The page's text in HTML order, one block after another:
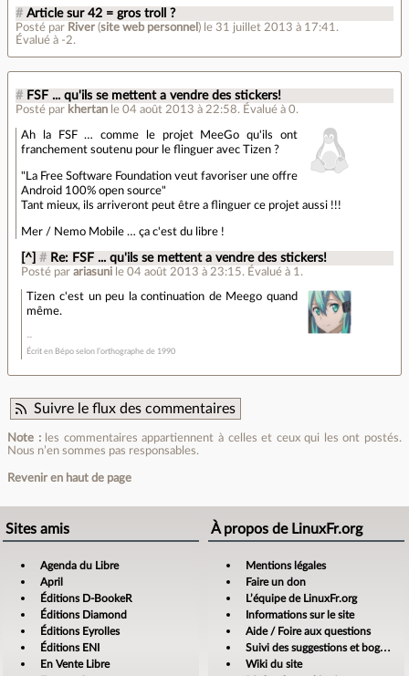
# Article sur 42 = gros troll ?
Posté par River (site web personnel ) le 31 juillet 2013 à 17:41 .
Évalué à -2.
# FSF ... qu'ils se mettent a vendre des stickers!
Posté par khertan le 04 août 2013 à 22:58. Évalué à 0.
Ah la FSF … comme le projet MeeGo qu'ils ont
franchement soutenu pour le flinguer avec Tizen ?
"La Free Software Foundation veut favoriser une offre
Android 100% open source"
Tant mieux, ils arriveront peut être a flinguer ce projet aussi !!!
Mer / Nemo Mobile … ça c'est du libre !
[^] # Re: FSF ... qu'ils se mettent a vendre des stickers!
Posté parariasuni le 04 août 2013 à 23:15. Évalué à 1 .
Tizen c'est un peu la continuation de Meego quand
même.
Écrit en Bépo selon l’orthographe de 1990
Suivre le flux des commentaires
Note :les commentaires appartiennent à celles et ceux qui les ont postés.
Nous n’en sommes pas responsables.
Revenir en haut de page
Sites amis
Agenda du Libre
April
Éditions D-BookeR
Éditions Diamond
Éditions Eyrolles
Éditions ENI
En Vente Libre
À propos de LinuxFr.org
Mentions légales
Faire un don
L’équipe de LinuxFr.org
Informations sur le site
Aide / Foire aux questions
Suivi des suggestions et bogues
Wiki du site